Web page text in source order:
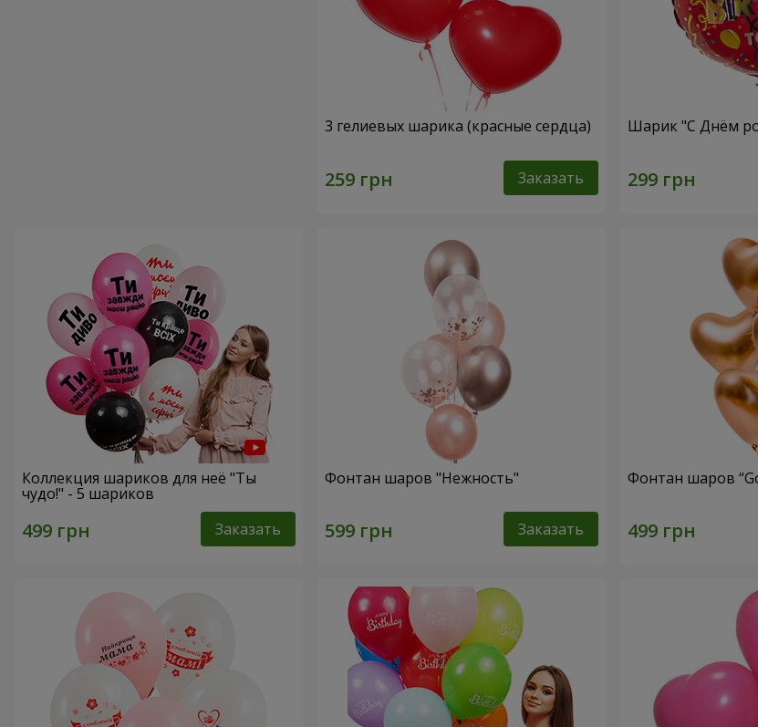
3 гелиевых шарика (красные сердца)
Заказать
Шарик "С Днём
Коллекция шариков для неё "Ты
чудо!" - 5 шариков
Заказать
Фонтан шаров "Нежность"
Заказать
Фонтан шаров